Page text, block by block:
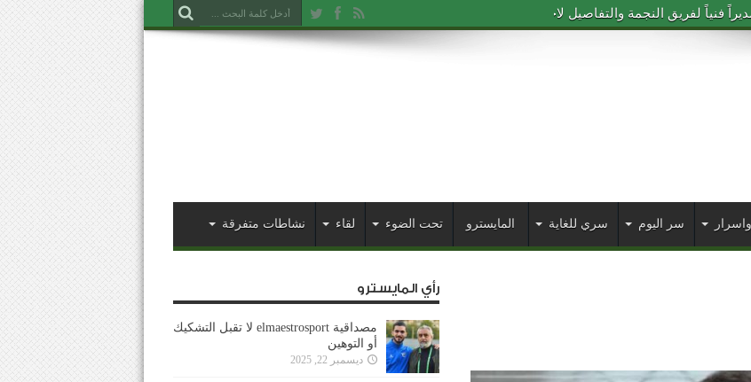
فنياً لفريق النجمة والتفاصيل لاحقاً
واسرار سر اليوم سري للغاية المايسترو تحت الضوء لقاء نشاطات متفرقة
رأي المايسترو
مصداقية elmaestrosport لا تقبل التشكيك
أو التوهين
ديسمبر 22, 2025